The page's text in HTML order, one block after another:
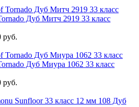
Дуб Митч 2919 33 класс
руб.
Дуб Миура 1062 33 класс
руб.